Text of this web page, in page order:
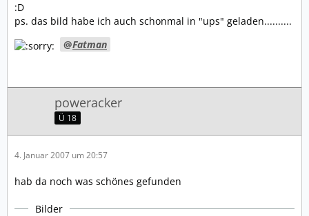
:D
ps. das bild habe ich auch schonmal in "ups" geladen..........
Fatman
poweracker
Ü 18
4. Januar 2007 um 20:57
hab da noch was schönes gefunden
Bilder